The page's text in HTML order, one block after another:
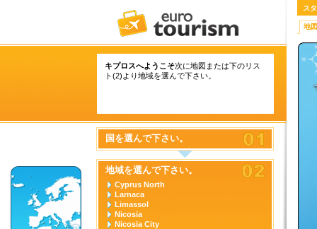
キプロスへようこそ次に地図または下のリス
ト(2)より地域を選んで下さい。
国を選んで下さい。
地域を選んで下さい。
Cyprus North
Larnaca
Limassol
Nicosia
Nicosia City
ス
地図